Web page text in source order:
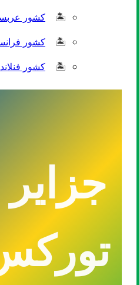
کشور
کشور
کشور فنلاند
جزایر